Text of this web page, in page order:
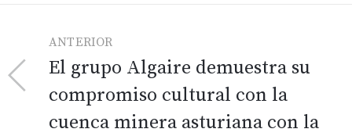
ANTERIOR
El grupo Algaire demuestra su
compromiso cultural con la
cuenca minera asturiana con la